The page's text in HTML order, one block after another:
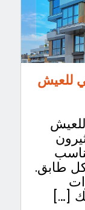
للعيش
للعيش
طابق.
[…]